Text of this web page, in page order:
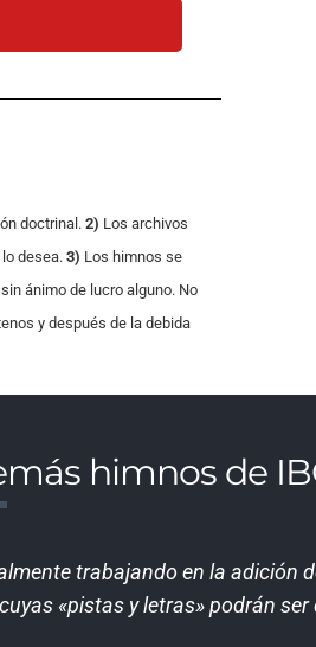
doctrinal. 2) Los archivos
desea. 3) Los himnos se
ánimo de lucro alguno. No
y después de la debida
himnos de
trabajando en la adición
«pistas y letras» podrán